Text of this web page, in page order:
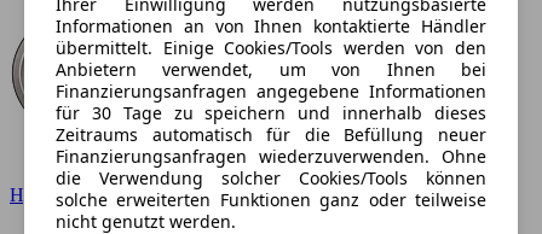
Hyundai
Informationen an von Ihnen kontaktierte Händler
übermittelt. Einige Cookies/Tools werden von den
Anbietern verwendet, um von Ihnen bei
Finanzierungsanfragen angegebene Informationen
für 30 Tage zu speichern und innerhalb dieses
Zeitraums automatisch für die Befüllung neuer
Finanzierungsanfragen wiederzuverwenden. Ohne
die Verwendung solcher Cookies/Tools können
solche erweiterten Funktionen ganz oder teilweise
nicht genutzt werden.